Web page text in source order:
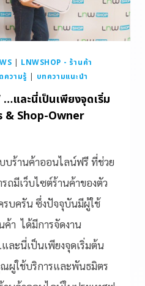
| LNWSHOP - ร้านค้า
ความรู้ | บทความแนะนำ
และนี่เป็นเพียงจุดเริ่ม
& Shop-Owner
บร้านค้าออนไลน์ฟรี ที่ช่วย
ถมีเว็บไซต์ร้านค้าของตัว
รบครัน ซึ่งปัจจุบันมีผู้ใช้
า ได้มีการจัดงาน
ละนี่เป็นเพียงจุดเริ่มต้น
ใช้บริการและพันธมิตร